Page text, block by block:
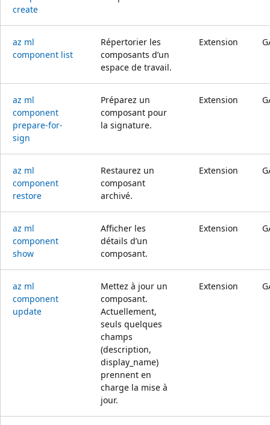
create
az ml
component list
Répertorier les
composants d’un
espace de travail.
Extension
az ml
component
prepare-for-
sign
Préparez un
composant pour
la signature.
Extension
az ml
component
restore
Restaurez un
composant
archivé.
Extension
az ml
component
show
Afficher les
détails d’un
composant.
Extension
az ml
component
update
Mettez à jour un
composant.
Actuellement,
seuls quelques
champs
(description,
display_name)
prennent en
charge la mise à
jour.
Extension